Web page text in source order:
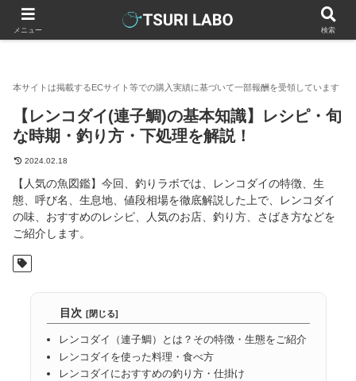
釣りラボマガジン 魚図鑑・料理 【レンコダイ(連子鯛)の基本知
【レンコダイ(連子鯛)の基本知識】レシピ・旬
な時期・釣り方・下処理を解説！
2024.02.18
【人気の魚図鑑】今回、釣りラボでは、レンコダイの特徴、生
態、呼び名、生息地、値段相場を徹底解説した上で、レンコダイ
の味、おすすめのレシピ、人気のお店、釣り方、さばき方などを
ご紹介します。
目次
レンコダイ（連子鯛）とは？その特徴・生態をご紹介
レンコダイを使った料理・食べ方
レンコダイにおすすめの釣り方・仕掛け
メニュー 検索